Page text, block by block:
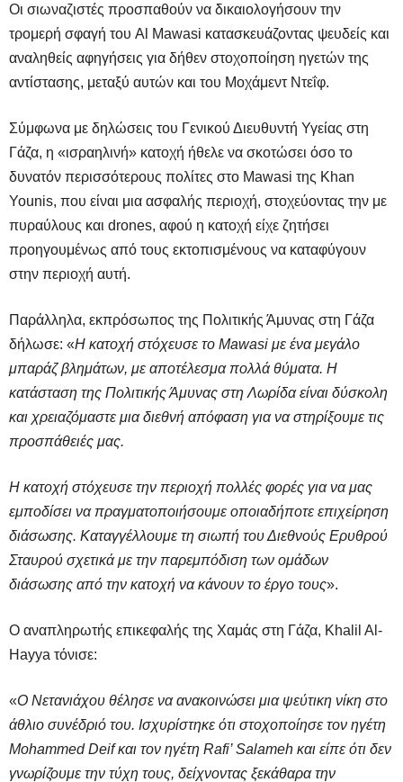
Οι σιωναζιστές προσπαθούν να δικαιολογήσουν την
τρομερή σφαγή του Al Mawasi κατασκευάζοντας ψευδείς και
αναληθείς αφηγήσεις για δήθεν στοχοποίηση ηγετών της
αντίστασης, μεταξύ αυτών και του Μοχάμεντ Ντεΐφ.
Σύμφωνα με δηλώσεις του Γενικού Διευθυντή Υγείας στη
Γάζα, η «ισραηλινή» κατοχή ήθελε να σκοτώσει όσο το
δυνατόν περισσότερους πολίτες στο Mawasi της Khan
Younis, που είναι μια ασφαλής περιοχή, στοχεύοντας την με
πυραύλους και drones, αφού η κατοχή είχε ζητήσει
προηγουμένως από τους εκτοπισμένους να καταφύγουν
στην περιοχή αυτή.
Παράλληλα, εκπρόσωπος της Πολιτικής Άμυνας στη Γάζα
δήλωσε: «Η κατοχή στόχευσε το Mawasi με ένα μεγάλο
μπαράζ βλημάτων, με αποτέλεσμα πολλά θύματα. Η
κατάσταση της Πολιτικής Άμυνας στη Λωρίδα είναι δύσκολη
και χρειαζόμαστε μια διεθνή απόφαση για να στηρίξουμε τις
προσπάθειές μας.
Η κατοχή στόχευσε την περιοχή πολλές φορές για να μας
εμποδίσει να πραγματοποιήσουμε οποιαδήποτε επιχείρηση
διάσωσης. Καταγγέλλουμε τη σιωπή του Διεθνούς Ερυθρού
Σταυρού σχετικά με την παρεμπόδιση των ομάδων
διάσωσης από την κατοχή να κάνουν το έργο τους».
Ο αναπληρωτής επικεφαλής της Χαμάς στη Γάζα, Khalil Al-
Hayya τόνισε:
«Ο Νετανιάχου θέλησε να ανακοινώσει μια ψεύτικη νίκη στο
άθλιο συνέδριό του. Ισχυρίστηκε ότι στοχοποίησε τον ηγέτη
Mohammed Deif και τον ηγέτη Rafi’ Salameh και είπε ότι δεν
γνωρίζουμε την τύχη τους, δείχνοντας ξεκάθαρα την